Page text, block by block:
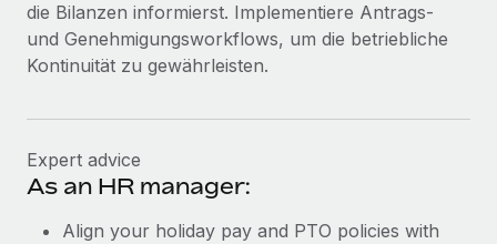
die Bilanzen informierst. Implementiere Antrags-
und Genehmigungsworkflows, um die betriebliche
Kontinuität zu gewährleisten.
Expert advice
As an HR manager:
Align your holiday pay and PTO policies with